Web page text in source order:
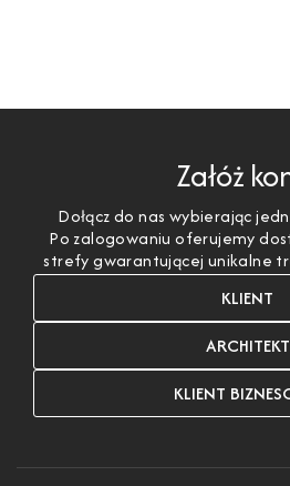
Załóż
Dołącz do nas wybierając
Po zalogowaniu oferujemy
strefy gwarantującej unikalne
KLIENT
ARCHITEKT
KLIENT